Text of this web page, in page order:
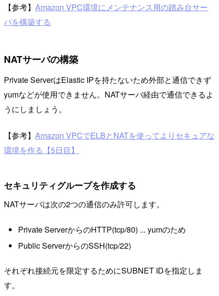
【参考】 Amazon VPC環境にメンテナンス用の踏み台サー
バを構築する
NATサーバの構築
Private ServerはElastic IPを持たないため外部と通信できず
yumなどが使用できません。NATサーバ経由で通信できるよ
うにしましょう。
【参考】 Amazon VPCでELBとNATを使ってよりセキュアな
環境を作る【5日目】
セキュリティグループを作成する
NATサーバは次の2つの通信のみ許可します。
Private ServerからのHTTP(tcp/80) ... yumのため
Public ServerからのSSH(tcp/22)
それぞれ接続元を限定するためにSUBNET IDを指定しま
す。